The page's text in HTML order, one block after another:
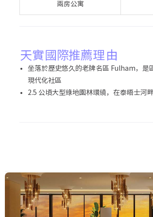
兩房公寓
天實國際推薦理由
坐落於歷史悠久的老牌名區 Fulham，是
現代化社區
2.5 公頃大型綠地園林環繞，在泰晤士河